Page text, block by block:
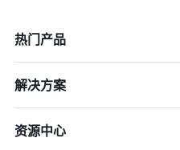
热门产品
解决方案
资源中心